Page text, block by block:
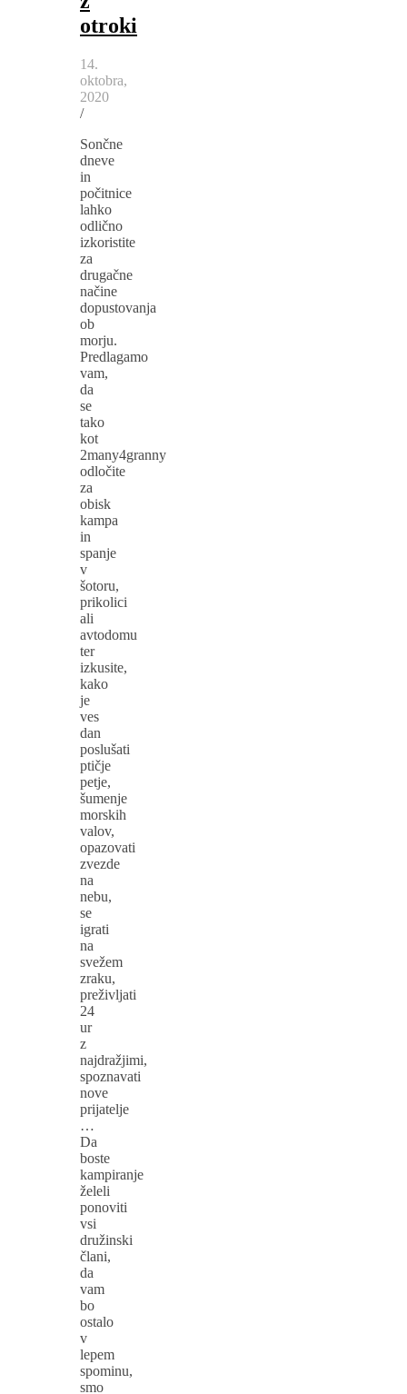
otroki
14.
oktobra,
2020
/
Sončne
dneve
in
počitnice
lahko
odlično
izkoristite
za
drugačne
načine
dopustovanja
ob
morju.
Predlagamo
vam,
da
se
tako
kot
2many4granny
odločite
za
obisk
kampa
in
spanje
v
šotoru,
prikolici
ali
avtodomu
ter
izkusite,
kako
je
ves
dan
poslušati
ptičje
petje,
šumenje
morskih
valov,
opazovati
zvezde
na
nebu,
se
igrati
na
svežem
zraku,
preživljati
24
ur
z
najdražjimi,
spoznavati
nove
prijatelje
…
Da
boste
kampiranje
želeli
ponoviti
vsi
družinski
člani,
da
vam
bo
ostalo
v
lepem
spominu,
smo